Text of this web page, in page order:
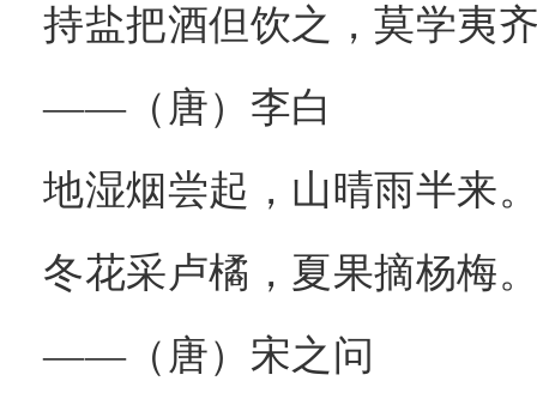
持盐把酒但饮之，莫学夷
——（唐）李白
地湿烟尝起，山晴雨半来
冬花采卢橘，夏果摘杨梅
——（唐）宋之问